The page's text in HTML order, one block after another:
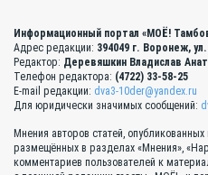
Информационный портал «МОЁ!
Адрес редакции: 394049 г. Воронеж,
Редактор: Деревяшкин Владислав
Телефон редактора: (4722) 33-58-25
E-mail редакции: dva3-10der@yandex.ru
Для юридически значимых сообщений:
Мнения авторов статей,
размещённых в разделах «Мнения»,
комментариев пользователей к